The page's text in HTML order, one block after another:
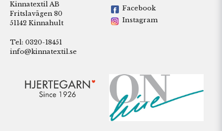
Kinnatextil AB
Fritslavägen 80
51142 Kinnahult
Tel: 0320-18451
info@kinnatextil.se
Facebook
Instagram